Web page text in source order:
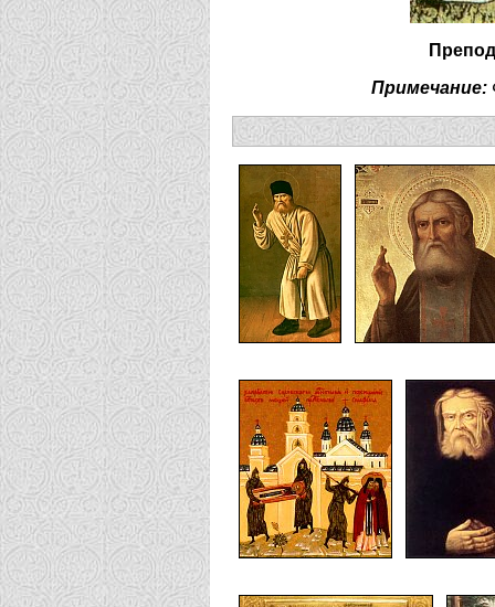
Примечание: